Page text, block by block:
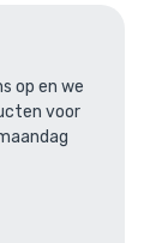
op en we
voor